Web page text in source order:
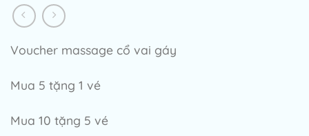
Voucher massage cổ vai gáy
Mua 5 tặng 1 vé
Mua 10 tặng 5 vé